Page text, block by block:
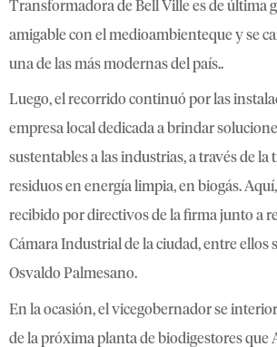
Transformadora de Bell Ville es de última
amigable con el medioambienteque y se
una de las más modernas del país..
Luego, el recorrido continuó por las
empresa local dedicada a brindar
sustentables a las industrias, a través de
residuos en energía limpia, en biogás.
recibido por directivos de la firma junto a
Cámara Industrial de la ciudad, entre ellos
Osvaldo Palmesano.
En la ocasión, el vicegobernador se
de la próxima planta de biodigestores que